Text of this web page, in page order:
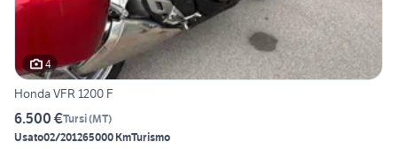
4
Honda VFR 1200 F
6.500 €Tursi(MT)
Usato02/201265000 KmTurismo